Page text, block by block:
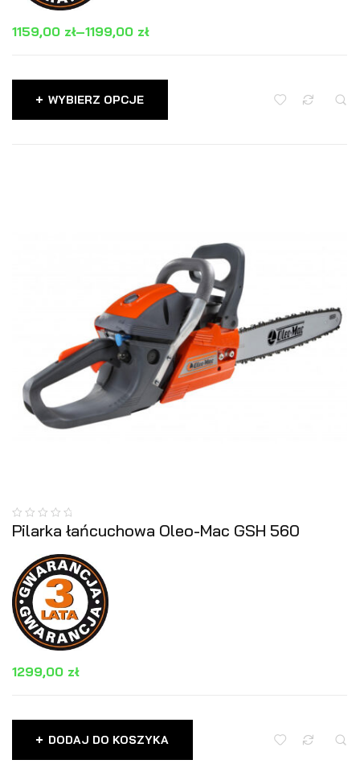
1159,00 zł–1199,00 zł
WYBIERZ OPCJE
Pilarka łańcuchowa Oleo-Mac GSH 560
1299,00 zł
DODAJ DO KOSZYKA